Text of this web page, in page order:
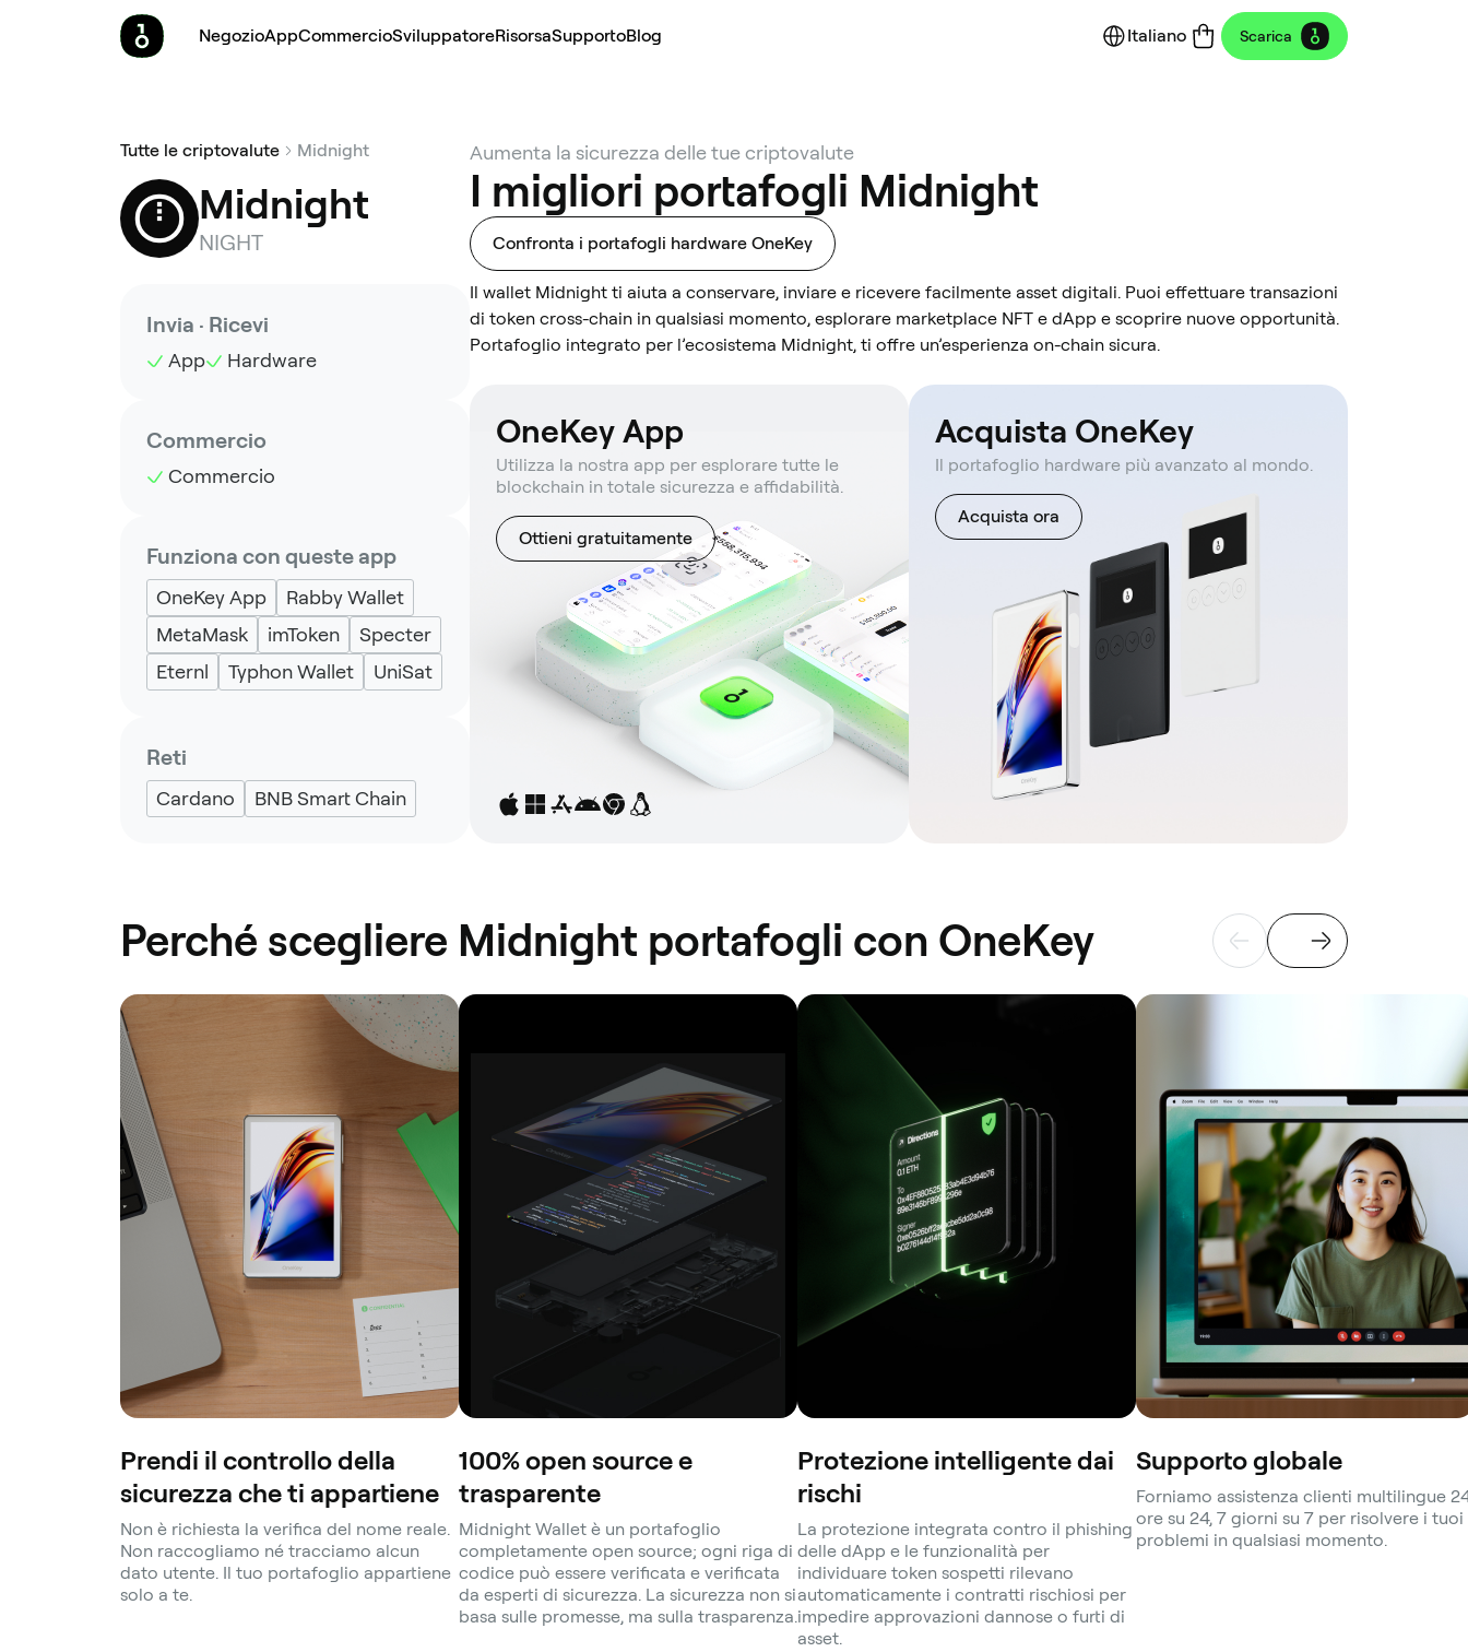
NegozioAppCommercioSviluppatoreRisorsaSupportoBlog Italiano Scarica
Tutte le criptovalute Midnight
Midnight
NIGHT
Invia · Ricevi
App Hardware
Commercio
Commercio
Funziona con queste app
OneKey App
Rabby Wallet
MetaMask
imToken
Specter
Eternl
Typhon Wallet UniSat
Reti
Cardano BNB Smart Chain
Aumenta la sicurezza delle tue criptovalute
I migliori portafogli Midnight
Confronta i portafogli hardware OneKey
Il wallet Midnight ti aiuta a conservare, inviare e ricevere facilmente asset digitali. Puoi effettuare transazioni
di token cross-chain in qualsiasi momento, esplorare marketplace NFT e dApp e scoprire nuove opportunità.
Portafoglio integrato per l’ecosistema Midnight, ti offre un’esperienza on-chain sicura.
OneKey App
Utilizza la nostra app per esplorare tutte le
blockchain in totale sicurezza e affidabilità.
Ottieni gratuitamente
Acquista OneKey
Il portafoglio hardware più avanzato al mondo.
Acquista ora
Perché scegliere Midnight portafogli con OneKey
Prendi il controllo della
sicurezza che ti appartiene
Non è richiesta la verifica del nome reale.
Non raccogliamo né tracciamo alcun
dato utente. Il tuo portafoglio appartiene
solo a te.
100% open source e
trasparente
Midnight Wallet è un portafoglio
completamente open source; ogni riga di
codice può essere verificata e verificata
da esperti di sicurezza. La sicurezza non si
basa sulle promesse, ma sulla trasparenza.
Protezione intelligente dai
rischi
La protezione integrata contro il phishing
delle dApp e le funzionalità per
individuare token sospetti rilevano
automaticamente i contratti rischiosi per
impedire approvazioni dannose o furti di
asset.
Supporto globale
Forniamo assistenza clienti multilingue
ore su 24, 7 giorni su 7 per risolvere i tuoi
problemi in qualsiasi momento.